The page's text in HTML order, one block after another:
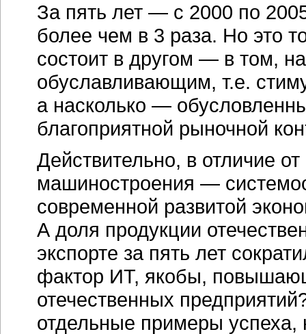
За пять лет — с 2000 по
более чем в 3 раза. Но это
состоит в другом — в том,
обуславливающим, т.е.
а насколько —
благоприятной рыночной
Действительно, в отличие от
машиностроения —
современной развитой
А доля продукции
экспорте за пять лет
фактор ИТ, якобы,
отечественных
отдельные примеры успеха,